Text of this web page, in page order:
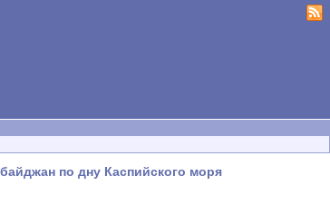
по дну Каспийского моря